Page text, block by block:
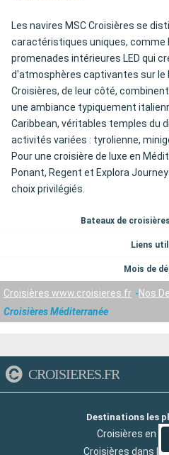
Les navires MSC Croisières se
caractéristiques uniques, comme
promenades intérieures LED qui
d'atmosphères captivantes sur le
Croisières, de leur côté,
une ambiance typiquement
Caribbean, véritables temples du
activités variées : tyrolienne,
Pour une croisière de luxe en
Ponant, Regent et Explora
choix privilégiés.
Bateaux de
Liens
Mois de
Croisières www.croisieres.fr
Nos
Croisières Méditerranée
CROISIERES.FR
Destinations les
Croisières en
Croisières dans